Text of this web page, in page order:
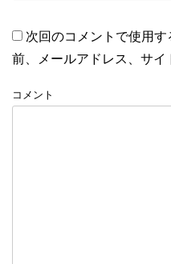
次回のコメントで使用
前、メールアドレス、サイ
コメント